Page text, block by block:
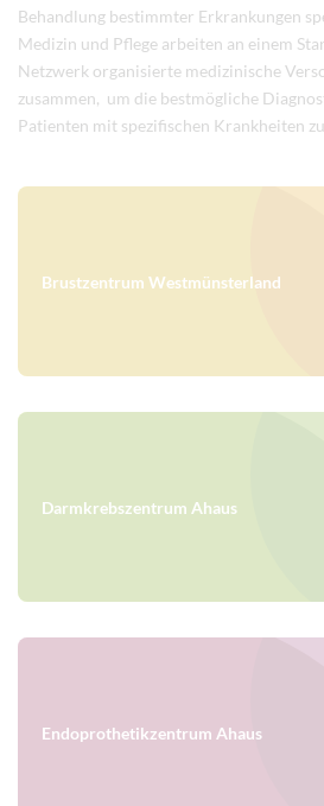
Behandlung bestimmter Erkrankungen
Medizin und Pflege arbeiten an einem
Netzwerk organisierte medizinische
zusammen, um die bestmögliche
Patienten mit spezifischen Krankheiten
Brustzentrum Westmünsterland
Darmkrebszentrum Ahaus
Endoprothetikzentrum Ahaus